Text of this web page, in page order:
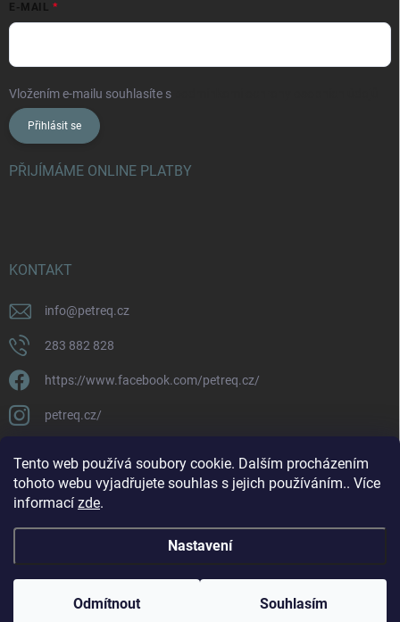
Tento web používá soubory cookie. Dalším procházením
tohoto webu vyjadřujete souhlas s jejich používáním.. Více
informací zde.
Nastavení
Odmítnout Souhlasím
E-MAIL
Vložením e-mailu souhlasíte s
Přihlásit se
PŘIJÍMÁME ONLINE PLATBY
KONTAKT
info@petreq.cz
283 882 828
https://www.facebook.com/petreq.cz/
petreq.cz/
Copyright 2026 . Všechna práva vyhrazena.